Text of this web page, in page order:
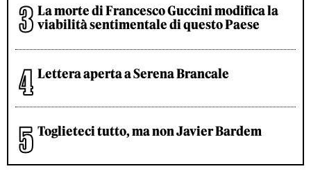
La morte di Francesco Guccini modifica la
viabilità sentimentale di questo Paese
Lettera aperta a Serena Brancale
Toglieteci tutto, ma non Javier Bardem